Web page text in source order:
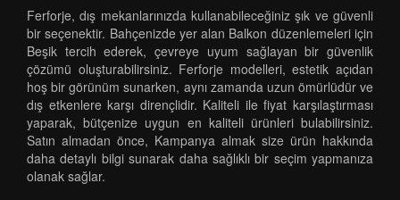
Ferforje, dış mekanlarınızda kullanabileceğiniz şık ve güvenli
bir seçenektir. Bahçenizde yer alan Balkon düzenlemeleri için
Beşik tercih ederek, çevreye uyum sağlayan bir güvenlik
çözümü oluşturabilirsiniz. Ferforje modelleri, estetik açıdan
hoş bir görünüm sunarken, aynı zamanda uzun ömürlüdür ve
dış etkenlere karşı dirençlidir. Kaliteli ile fiyat karşılaştırması
yaparak, bütçenize uygun en kaliteli ürünleri bulabilirsiniz.
Satın almadan önce, Kampanya almak size ürün hakkında
daha detaylı bilgi sunarak daha sağlıklı bir seçim yapmanıza
olanak sağlar.